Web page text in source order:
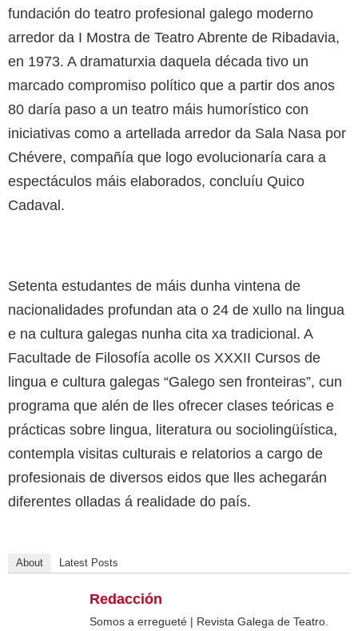
fundación do teatro profesional galego moderno
arredor da I Mostra de Teatro Abrente de Ribadavia,
en 1973. A dramaturxia daquela década tivo un
marcado compromiso político que a partir dos anos
80 daría paso a un teatro máis humorístico con
iniciativas como a artellada arredor da Sala Nasa por
Chévere, compañía que logo evolucionaría cara a
espectáculos máis elaborados, concluíu Quico
Cadaval.
Setenta estudantes de máis dunha vintena de
nacionalidades profundan ata o 24 de xullo na lingua
e na cultura galegas nunha cita xa tradicional. A
Facultade de Filosofía acolle os XXXII Cursos de
lingua e cultura galegas “Galego sen fronteiras”, cun
programa que alén de lles ofrecer clases teóricas e
prácticas sobre lingua, literatura ou sociolingüística,
contempla visitas culturais e relatorios a cargo de
profesionais de diversos eidos que lles achegarán
diferentes olladas á realidade do país.
About Latest Posts
Redacción
Somos a erregueté | Revista Galega de Teatro.